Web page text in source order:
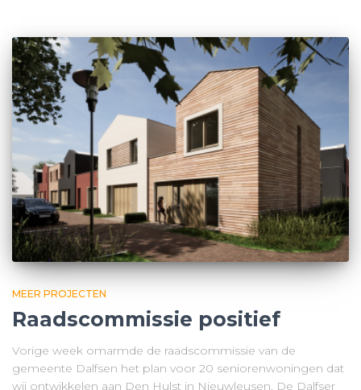
MEER PROJECTEN
Raadscommissie positief
Vorige week omarmde de raadscommissie van de
gemeente Dalfsen het plan voor 20 seniorenwoningen dat
wij ontwikkelen aan Den Hulst in Nieuwleusen. De Dalfser